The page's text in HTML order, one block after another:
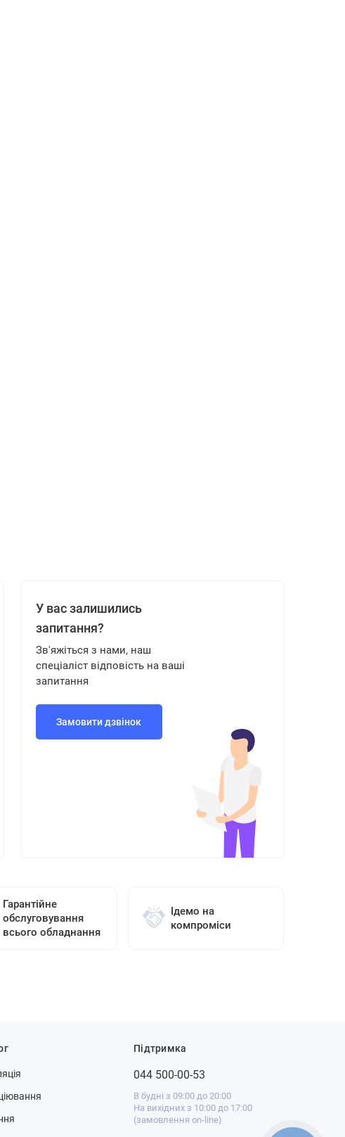
У вас залишились
запитання?
Зв'яжіться з нами, наш
спеціаліст відповість на ваші
запитання
Замовити дзвінок
Гарантійне
обслуговування
всього обладнання
Ідемо на
компроміси
Підтримка
044 500-00-53
В будні з 09:00 до 20:00
На вихідних з 10:00 до 17:00
(замовлення on-line)